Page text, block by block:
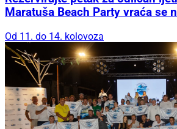
Maratuša Beach Party vraća se
Od 11. do 14. kolovoza